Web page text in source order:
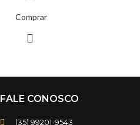
Comprar
FALE CONOSCO
(35) 99201-9543